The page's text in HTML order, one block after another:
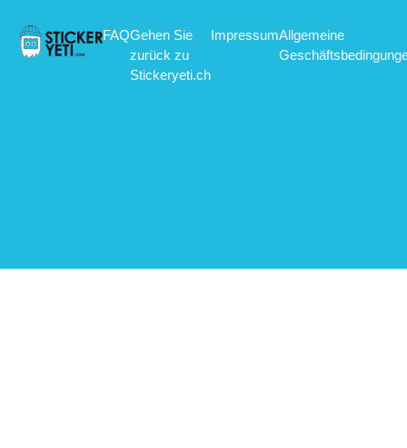
FAQGehen Sie
zurück zu
Stickeryeti.ch
ImpressumAllgemeine